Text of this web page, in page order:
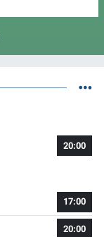
20:00
17:00
20:00